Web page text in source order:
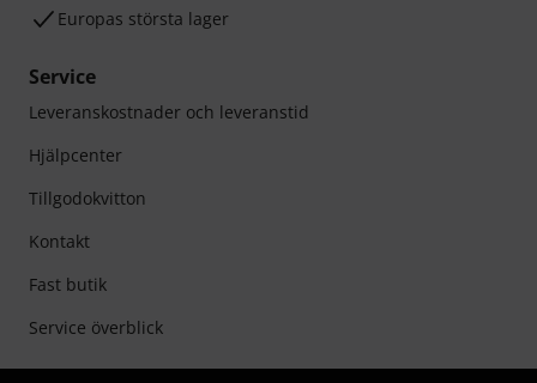
Europas största lager
Service
Leveranskostnader och leveranstid
Hjälpcenter
Tillgodokvitton
Kontakt
Fast butik
Service överblick